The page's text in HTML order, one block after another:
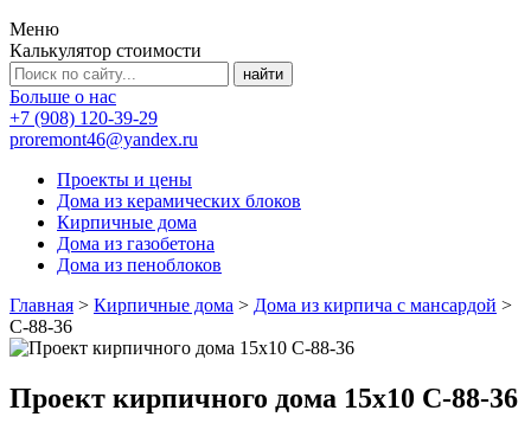
Меню
Калькулятор стоимости
Больше о нас
+7 (908) 120-39-29
proremont46@yandex.ru
Проекты и цены
Дома из керамических блоков
Кирпичные дома
Дома из газобетона
Дома из пеноблоков
Главная > Кирпичные дома > Дома из кирпича с мансардой >
С-88-36
Проект кирпичного дома 15x10 С-88-36